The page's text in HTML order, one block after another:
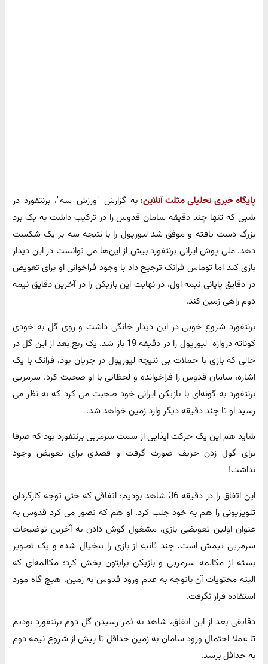
پایگاه خبری تحلیلی مثلث آنلاین: به گزارش "ورزش سه"، برنتفورد در
شبی که تنها چند دقیقه سامان قدوس را در ترکیب داشت به یک برد
بزرگ دست یافته و موفق شد لیورپول را با نتیجه سه بر یک شکست
دهد. ملی پوش ایرانی برنتفورد بیش از این‌ها می توانست در این دیدار
بازی کند اما توماس فرانک ترجیح داد با وجود فراخوانی او برای تعویض
در دقایق پایانی نیمه اول، در نهایت این بازیکن را در آخرین دقایق نیمه
دوم راهی زمین کند.
برنتفورد شروع خوبی در این دیدار خانگی داشت و روی گل به خودی
کوناته دروازه لیورپول را در دقیقه 19 باز شد. یک ربع بعد از این گل در
حالی که بازی با حملات بی نتیجه لیورپول در جریان بود، فرانک با یک
اشاره، سامان قدوس را فراخوانده و لحظاتی با او صحبت کرد. سرمربی
برنتفورد به گونه‌ای با بازیکن ایرانی خود صحبت می کرد که به نظر می
رسید او تا چند دقیقه دیگر وارد زمین خواهد شد.
شاید هم این یک حرکت ایذایی از سمت سرمربی برنتفورد بود که صرفا
برای گول زدن حریف صورت گرفت و قصدی برای تعویض وجود
نداشت!
این اتفاق را در دقیقه 36 شاهد بودیم؛ اتفاقی که حتی توجه کارگردان
تلویزیونی را هم به خود جلب کرد. او هم که تصور می کرد قدوس به
عنوان اولین تعویضی بازی، مشغول گوش دادن به آخرین توضیحات
سرمربی تیمش است، چند ثانیه از بازی را بیخیال شده و یک تصویر
بسته از مکالمه سرمربی و بازیکن برایتون پخش کرد؛ مکالمه‌ای که
البته محتویات آن باتوجه به عدم ورود قدوس به زمین، هیچ گاه مورد
استفاده قرار نگرفت.
دقایقی بعد از این اتفاق، شاهد به ثمر رسیدن گل دوم برنتفورد بودیم
تا عملا احتمال ورود سامان به زمین حداقل تا پیش از شروع نیمه دوم
به حداقل برسد.